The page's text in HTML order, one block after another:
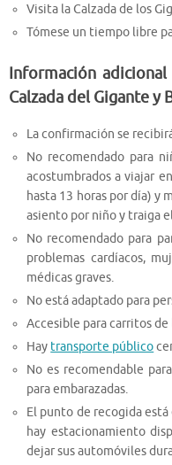
Visita la Calzada de los
Tómese un tiempo libre
Información
Calzada del Gigante y
La confirmación se
No recomendado para
acostumbrados a viajar
hasta 13 horas por día) y
asiento por niño y traiga
No recomendado para
problemas cardíacos,
médicas graves.
No está adaptado para
Accesible para carritos de
Hay transporte público
No es recomendable
para embarazadas.
El punto de recogida
hay estacionamiento
dejar sus automóviles